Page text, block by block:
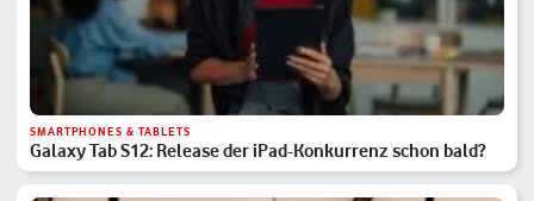
SMARTPHONES & TABLETS
Galaxy Tab S12: Release der iPad-Konkurrenz schon bald?